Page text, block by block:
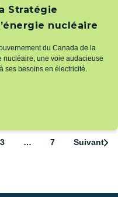
Stratégie
nucléaire
du Canada de la
nucléaire, une voie audacieuse
ses besoins en électricité.
Page
3 … Page
7 Suivant